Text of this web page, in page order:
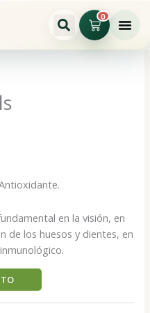
0
Cart
en la visión, en
de los huesos y dientes, en